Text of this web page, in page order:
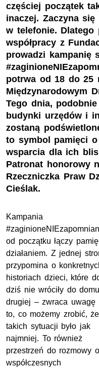
częściej początek
inaczej. Zaczyna
w telefonie. Dlatego
współpracy z
prowadzi kampanię
potrwa od 18 do 25
Międzynarodowym
Tego dnia,
budynki urzędów i
zostaną
to symbol pamięci o
wsparcia dla ich
Patronat honorowy
Rzeczniczka Praw
Cieślak.
Kampania
od początku łączy
działaniem. Z jednej
przypomina o
historiach dzieci, które
dziś nie wróciły do
drugiej – zwraca uwagę
to, co możemy zrobić,
takich sytuacji było jak
najmniej. To również
przestrzeń do rozmowy o
współczesnych